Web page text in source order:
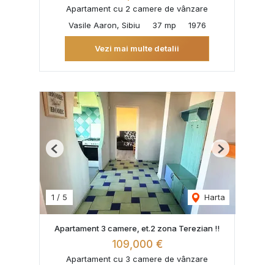
Apartament cu 2 camere de vânzare
Vasile Aaron, Sibiu
37 mp 1976
Vezi mai multe detalii
1 / 5 Harta
Previous Next
Apartament 3 camere, et.2 zona Terezian !!
109,000 €
Apartament cu 3 camere de vânzare